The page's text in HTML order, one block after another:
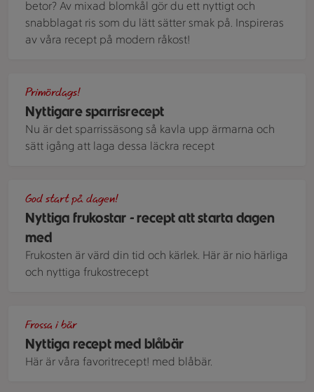
betor? Av mixad blomkål gör du ett nyttigt och
snabblagat ris som du lätt sätter smak på. Inspireras
av våra recept på modern råkost!
Nyttigare sparrisrecept
Primördags!
Nu är det sparrissäsong så kavla upp ärmarna och
sätt igång att laga dessa läckra recept
Nyttiga frukostar - recept att starta dagen
med
God start på dagen!
Frukosten är värd din tid och kärlek. Här är nio härliga
och nyttiga frukostrecept
Nyttiga recept med blåbär
Frossa i bär
Här är våra favoritrecept! med blåbär.